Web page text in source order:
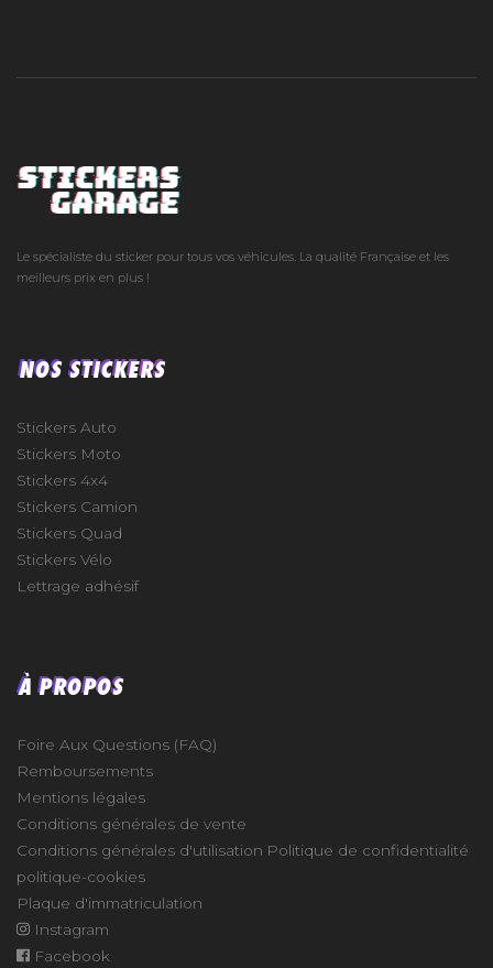
Le spécialiste du sticker pour tous vos véhicules. La qualité Française et les
meilleurs prix en plus !
NOS STICKERS
Stickers Auto
Stickers Moto
Stickers 4x4
Stickers Camion
Stickers Quad
Stickers Vélo
Lettrage adhésif
À PROPOS
Foire Aux Questions (FAQ)
Remboursements
Mentions légales
Conditions générales de vente
Conditions générales d'utilisation Politique de confidentialité
politique-cookies
Plaque d'immatriculation
Instagram
Facebook